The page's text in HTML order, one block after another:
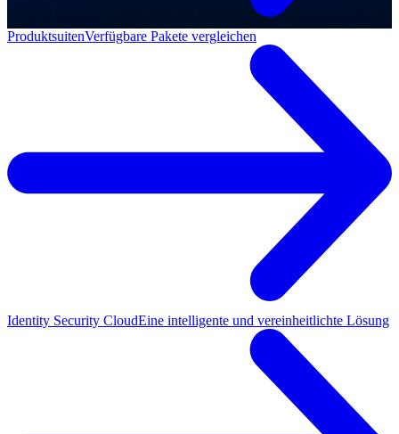
ProduktsuitenVerfügbare Pakete vergleichen
Identity Security CloudEine intelligente und vereinheitlichte Lösung